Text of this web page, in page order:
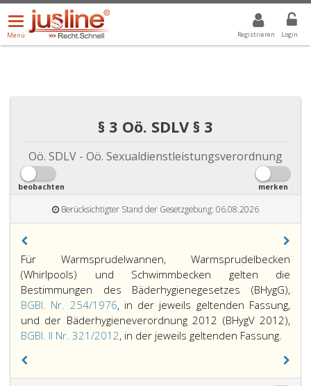
Registrieren Login
Menü
öffnen/schließen
Menü
ALLE DROPDOWN: GEWÄHLTER WERT IST ALLE
§ 3 Oö. SDLV § 3
Oö. SDLV - Oö. Sexualdienstleistungsverordnung
beobachten merken
Berücksichtigter Stand der Gesetzgebung: 06.08.2026
Für Warmsprudelwannen, Warmsprudelbecken
(Whirlpools) und Schwimmbecken gelten die
Bestimmungen des Bäderhygienegesetzes (BHygG),
BGBl. Nr. 254/1976, in der jeweils geltenden Fassung,
und der Bäderhygieneverordnung 2012 (BHygV 2012),
BGBl. II Nr. 321/2012, in der jeweils geltenden Fassung.